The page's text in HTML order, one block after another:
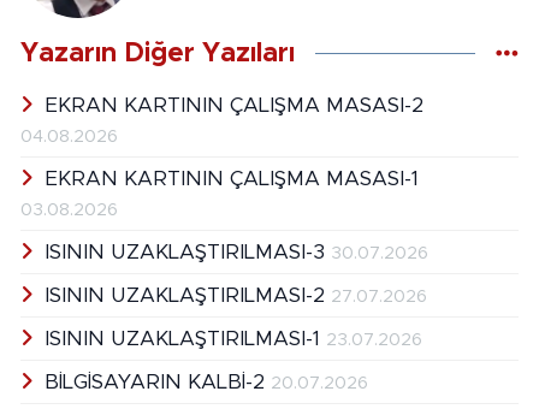
Yazarın Diğer Yazıları
EKRAN KARTININ ÇALIŞMA MASASI-2
04.08.2026
EKRAN KARTININ ÇALIŞMA MASASI-1
03.08.2026
ISININ UZAKLAŞTIRILMASI-3 30.07.2026
ISININ UZAKLAŞTIRILMASI-2 27.07.2026
ISININ UZAKLAŞTIRILMASI-1 23.07.2026
BİLGİSAYARIN KALBİ-2 20.07.2026